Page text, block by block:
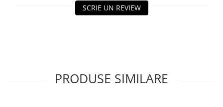
SCRIE UN REVIEW
PRODUSE SIMILARE